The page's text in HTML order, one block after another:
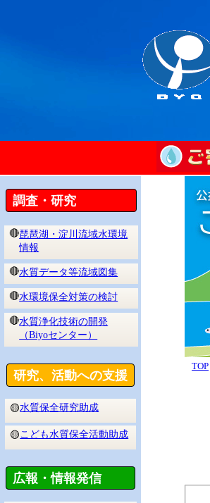
調査・研究
🔴琵琶湖・淀川流域水環境
情報
🔴水質データ等流域図集
🔴水環境保全対策の検討
🔴水質浄化技術の開発
（Biyoセンター）
研究、活動への支援
🟡水質保全研究助成
🟡こども水質保全活動助成
広報・情報発信
TOP